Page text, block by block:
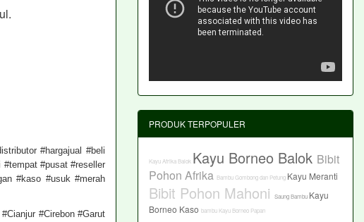
#hargajual #beli
#tempat #pusat #reseller
#kaso #usuk #merah
#Cirebon #Garut
PRODUK TERPOPULER
Kayu Afrika Balok Kayu Borneo Balok Bibit
Pohon Afrika Bambu Gombong dan Petung Kayu Meranti
Bibit Pohon Mahoni Saung Bambu Kayu
Borneo Kaso bambu Kayu Borneo Papan